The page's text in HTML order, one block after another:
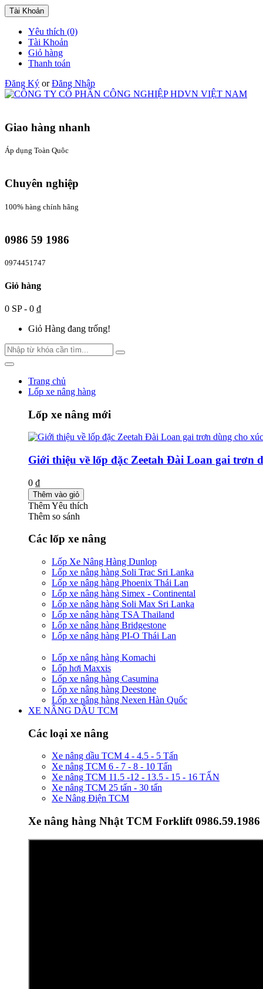
Tài Khoản
Yêu thích (0)
Tài Khoản
Giỏ hàng
Thanh toán
Đăng Ký orĐăng Nhập
Giao hàng nhanh
Áp dụng Toàn Quôc
Chuyên nghiệp
100% hàng chính hãng
0986 59 1986
0974451747
Giỏ hàng
0 SP - 0 ₫
Giỏ Hàng đang trống!
Trang chủ
Lốp xe nâng hàng
Lốp xe nâng mới
Giới thiệu về lốp đặc Zeetah Đài Loan gai trơn
0 ₫
Thêm vào giỏ
Thêm Yêu thích
Thêm so sánh
Các lốp xe nâng
Lốp Xe Nâng Hàng Dunlop
Lốp xe nâng hàng Soli Trac Sri Lanka
Lốp xe nâng hàng Phoenix Thái Lan
Lốp xe nâng hàng Simex - Continental
Lốp xe nâng hàng Soli Max Sri Lanka
Lốp xe nâng hàng TSA Thailand
Lốp xe nâng hàng Bridgestone
Lốp xe nâng hàng PI-O Thái Lan
Lốp xe nâng hàng Komachi
Lốp hơi Maxxis
Lốp xe nâng hàng Casumina
Lốp xe nâng hàng Deestone
Lốp xe nâng hàng Nexen Hàn Quốc
XE NÂNG DẦU TCM
Các loại xe nâng
Xe nâng dầu TCM 4 - 4.5 - 5 Tấn
Xe nâng TCM 6 - 7 - 8 - 10 Tấn
Xe nâng TCM 11.5 -12 - 13.5 - 15 - 16 TẤN
Xe nâng TCM 25 tấn - 30 tấn
Xe Nâng Điện TCM
Xe nâng hàng Nhật TCM Forklift 0986.59.1986